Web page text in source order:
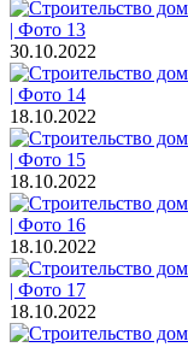
30.10.2022
18.10.2022
18.10.2022
18.10.2022
18.10.2022